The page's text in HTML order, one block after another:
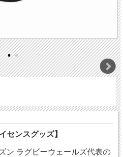
センスグッズ】
ン ラグビーウェールズ代表の